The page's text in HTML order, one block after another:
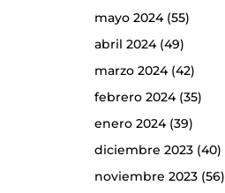
mayo 2024(55)
abril 2024(49)
marzo 2024(42)
febrero 2024(35)
enero 2024(39)
diciembre 2023(40)
noviembre 2023(56)